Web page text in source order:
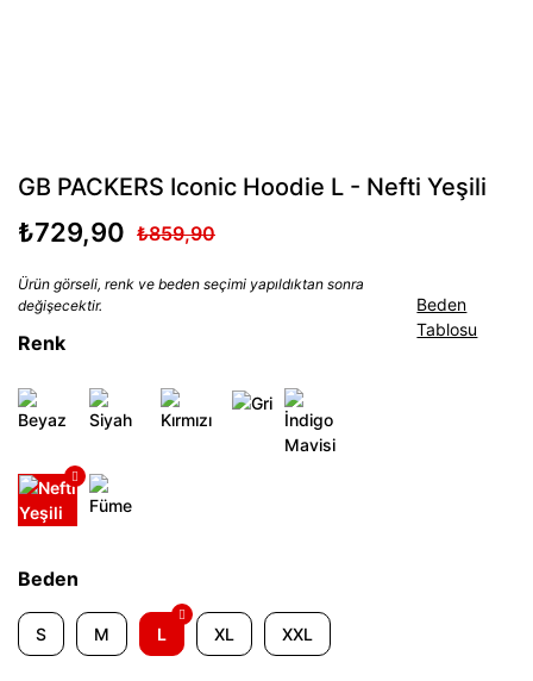
GB PACKERS Iconic Hoodie L - Nefti Yeşili
₺729,90 ₺859,90
Ürün görseli, renk ve beden seçimi yapıldıktan sonra
değişecektir.
Renk
Beden
S M L XL XXL
Beden
Tablosu